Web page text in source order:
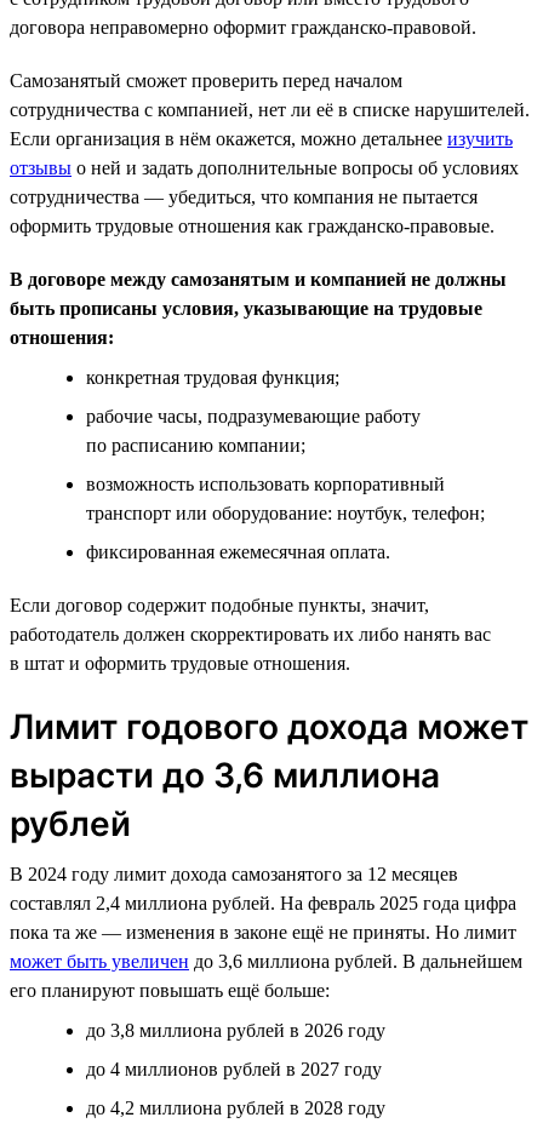
договора неправомерно оформит гражданско-правовой.
Самозанятый сможет проверить перед началом
сотрудничества с компанией, нет ли её в списке нарушителей.
Если организация в нём окажется, можно детальнее изучить
отзывы о ней и задать дополнительные вопросы об условиях
сотрудничества — убедиться, что компания не пытается
оформить трудовые отношения как гражданско-правовые.
В договоре между самозанятым и компанией не должны
быть прописаны условия, указывающие на трудовые
отношения:
конкретная трудовая функция;
рабочие часы, подразумевающие работу
по расписанию компании;
возможность использовать корпоративный
транспорт или оборудование: ноутбук, телефон;
фиксированная ежемесячная оплата.
Если договор содержит подобные пункты, значит,
работодатель должен скорректировать их либо нанять вас
в штат и оформить трудовые отношения.
Лимит годового дохода может
вырасти до 3,6 миллиона
рублей
В 2024 году лимит дохода самозанятого за 12 месяцев
составлял 2,4 миллиона рублей. На февраль 2025 года цифра
пока та же — изменения в законе ещё не приняты. Но лимит
может быть увеличен до 3,6 миллиона рублей. В дальнейшем
его планируют повышать ещё больше:
до 3,8 миллиона рублей в 2026 году
до 4 миллионов рублей в 2027 году
до 4,2 миллиона рублей в 2028 году